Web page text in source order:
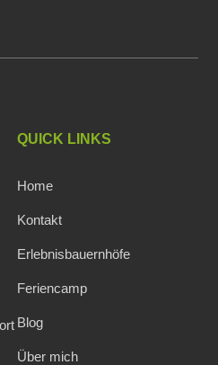
QUICK LINKS
Home
Kontakt
Erlebnisbauernhöfe
Feriencamp
Blog
Über mich